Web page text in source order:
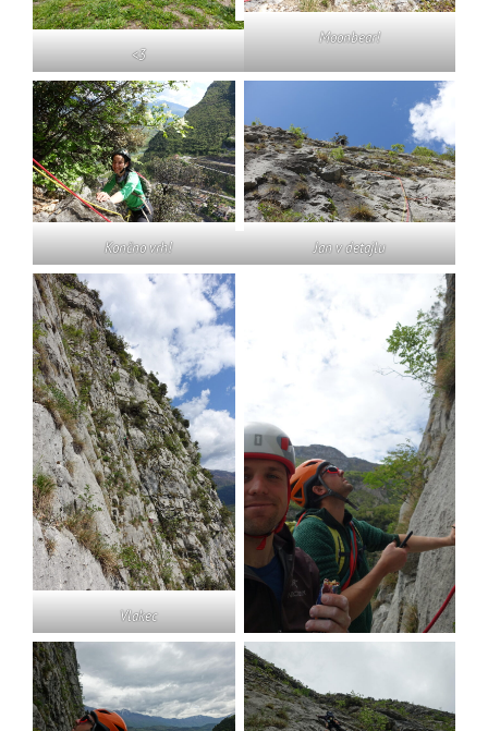
<3
Moonbear!
Končno vrh! Jan v detajlu
Vlakec